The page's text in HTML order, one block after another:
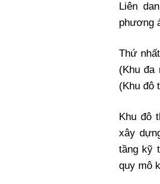
Liên
phương
Thứ
(Khu đa
(Khu đô
Khu đô
xây
tầng kỹ
quy mô